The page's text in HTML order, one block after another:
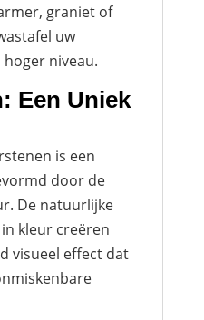
graniet of
uw
niveau.
Een Uniek
is een
door de
De natuurlijke
kleur creëren
visueel effect dat